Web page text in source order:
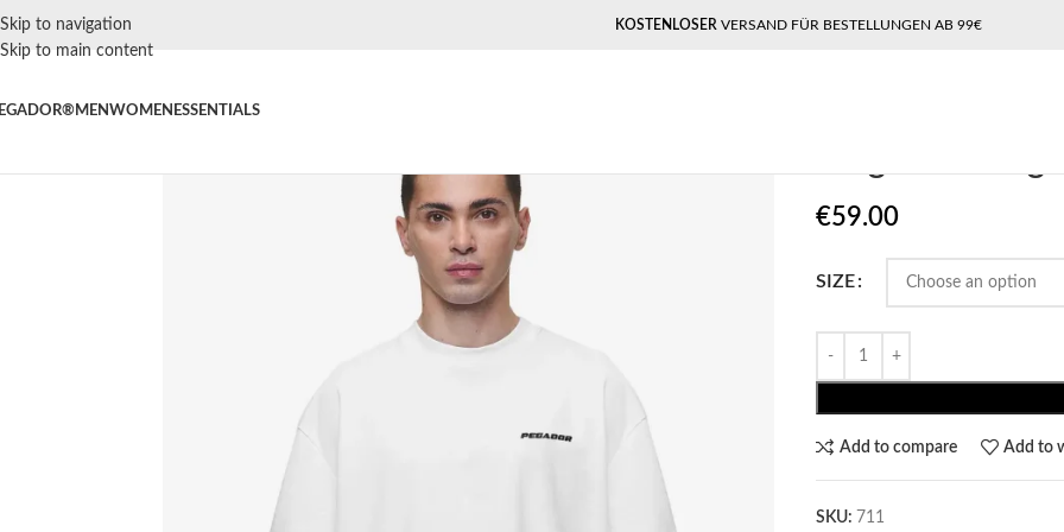
Skip to navigation
Skip to main content
KOSTENLOSER VERSAND FÜR BESTELLUNGEN AB 99€
MENWOMEN ESSENTIALS
€59.00
SIZE
Add to compare Add to
SKU: 711